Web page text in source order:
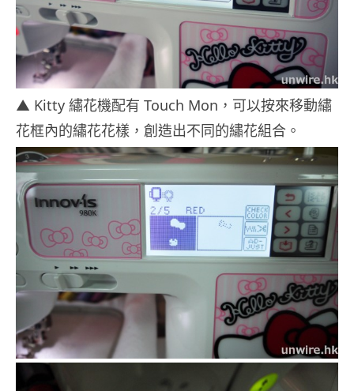
▲ Kitty 繡花機配有 Touch Mon，可以按來移動繡
花框內的繡花花樣，創造出不同的繡花組合。